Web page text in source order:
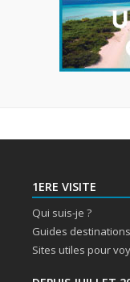
1ERE VISITE
Qui suis-je ?
Guides destinations
Sites utiles pour